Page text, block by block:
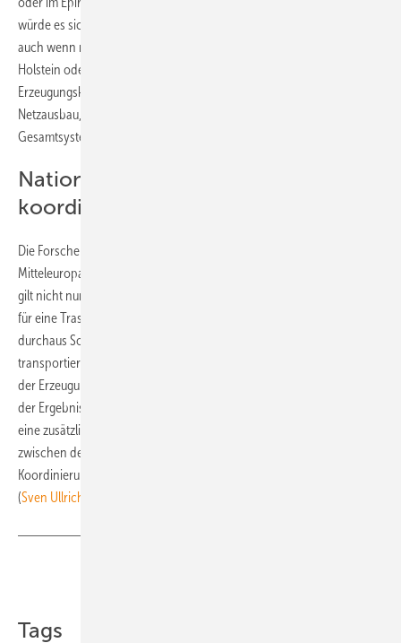
würde es sich im Gegenzug rechnen, Windkraftanlagen zu errichten,
auch wenn nicht die Vollaststunden erreicht werden wie in Schleswig-
Holstein oder Niedersachsen. Der Grund: Je variabler die
Erzeugungskapazitäten sind, desto geringer wird der notwendige
Netzausbau, vor allem wenn der Anteil von Sonne und Wind im
Gesamtsystem in Deutschland höher wird.
Nationale Energiepolitik gemeinsam
koordinieren
Die Forscher ziehen das Fazit, dass sowohl Südeuropa als auch
Mitteleuropa von einer stärkeren Vernetzung profitieren würde. Das
gilt nicht nur für die Stromtrasse nach Griechenland, sondern auch
für eine Trasse beispielsweise nach Italien. Grundsätzlich kann
durchaus Solarstrom nach Norden und Windstrom nach Süden
transportiert werden, unter der Voraussetzung der regionalen Vielfalt
der Erzeugungstechnologien. Das Fraunhofer ISE empfiehlt auf Basis
der Ergebnisse aus dem deutsch-griechischen Forschungsprojekt
eine zusätzliche, stärkere Vernetzung und einen erhöhten Austausch
zwischen den europäischen Strommärkten sowie eine intensivere
Koordinierung nationaler Energiepolitik und Infrastrukturmaßnahmen.
(Sven Ullrich
Tags